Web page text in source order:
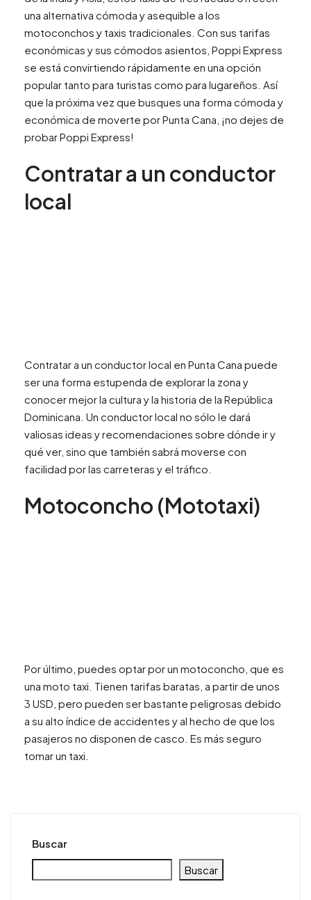
una alternativa cómoda y asequible a los
motoconchos y taxis tradicionales. Con sus tarifas
económicas y sus cómodos asientos, Poppi Express
se está convirtiendo rápidamente en una opción
popular tanto para turistas como para lugareños. Así
que la próxima vez que busques una forma cómoda y
económica de moverte por Punta Cana, ¡no dejes de
probar Poppi Express!
Contratar a un conductor
local
Contratar a un conductor local en Punta Cana puede
ser una forma estupenda de explorar la zona y
conocer mejor la cultura y la historia de la República
Dominicana. Un conductor local no sólo le dará
valiosas ideas y recomendaciones sobre dónde ir y
qué ver, sino que también sabrá moverse con
facilidad por las carreteras y el tráfico.
Motoconcho (Mototaxi)
Por último, puedes optar por un motoconcho, que es
una moto taxi. Tienen tarifas baratas, a partir de unos
3 USD, pero pueden ser bastante peligrosas debido
a su alto índice de accidentes y al hecho de que los
pasajeros no disponen de casco. Es más seguro
tomar un taxi.
Buscar
Buscar